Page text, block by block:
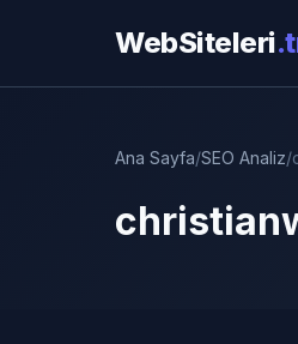
WebSiteleri
Ana Sayfa/SEO Analiz/